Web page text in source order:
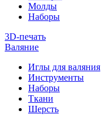
Молды
Наборы
3D-печать
Валяние
Иглы для валяния
Инструменты
Наборы
Ткани
Шерсть